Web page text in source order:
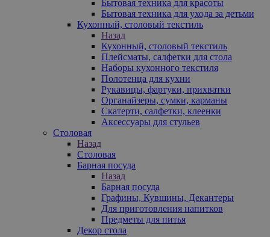
Бытовая техника для красоты
Бытовая техника для ухода за детьми
Кухонный, столовый текстиль
Назад
Кухонный, столовый текстиль
Плейсматы, салфетки для стола
Наборы кухонного текстиля
Полотенца для кухни
Рукавицы, фартуки, прихватки
Органайзеры, сумки, карманы
Скатерти, салфетки, клеенки
Аксессуары для стульев
Столовая
Назад
Столовая
Барная посуда
Назад
Барная посуда
Графины, Кувшины, Декантеры
Для приготовления напитков
Предметы для питья
Декор стола